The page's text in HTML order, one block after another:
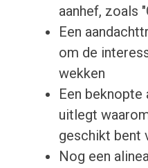
aanhef, zoals
Een
om de
wekken
Een beknopte
uitlegt
geschikt bent
Nog een